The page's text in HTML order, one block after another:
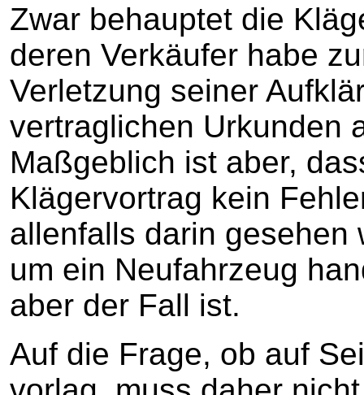
Zwar behauptet die
deren Verkäufer habe
Verletzung seiner
vertraglichen Urkunden
Maßgeblich ist aber,
Klägervortrag kein
allenfalls darin gesehen
um ein Neufahrzeug
aber der Fall ist.
Auf die Frage, ob auf